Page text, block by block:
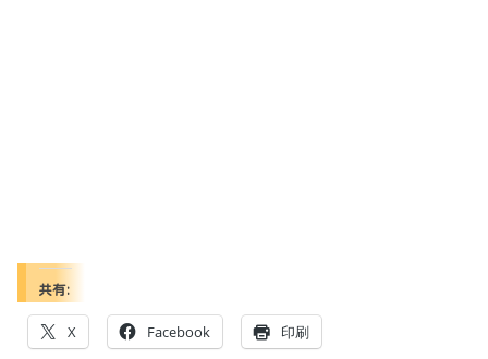
共有:
X Facebook 印刷